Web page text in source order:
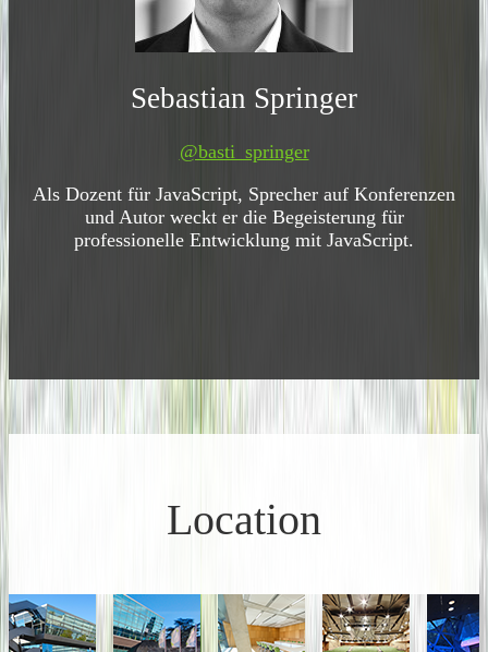
Sebastian Springer
@basti_springer
Als Dozent für JavaScript, Sprecher auf Konferenzen
und Autor weckt er die Begeisterung für
professionelle Entwicklung mit JavaScript.
Location